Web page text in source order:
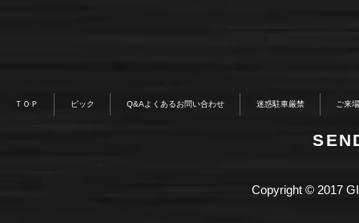
ＴＯＰ ピック Q&Aよくあるお問い合わせ 迷惑駐車厳禁 ご来
Copyright © 2017